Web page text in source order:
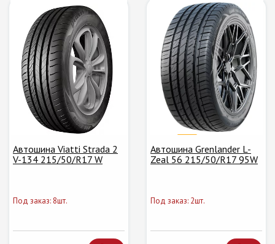
Автошина Viatti Strada 2
V-134 215/50/R17 W
Под заказ: 8шт.
Автошина Grenlander L-
Zeal 56 215/50/R17 95W
Под заказ: 2шт.